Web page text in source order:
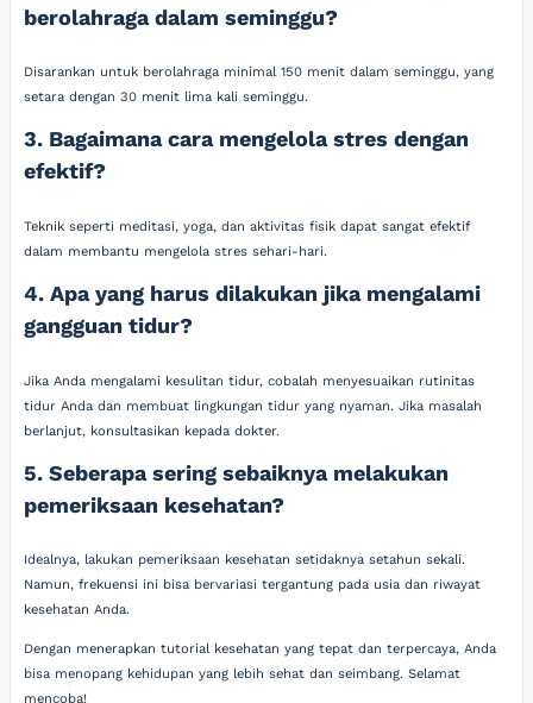
berolahraga dalam seminggu?
Disarankan untuk berolahraga minimal 150 menit dalam seminggu, yang
setara dengan 30 menit lima kali seminggu.
3. Bagaimana cara mengelola stres dengan
efektif?
Teknik seperti meditasi, yoga, dan aktivitas fisik dapat sangat efektif
dalam membantu mengelola stres sehari-hari.
4. Apa yang harus dilakukan jika mengalami
gangguan tidur?
Jika Anda mengalami kesulitan tidur, cobalah menyesuaikan rutinitas
tidur Anda dan membuat lingkungan tidur yang nyaman. Jika masalah
berlanjut, konsultasikan kepada dokter.
5. Seberapa sering sebaiknya melakukan
pemeriksaan kesehatan?
Idealnya, lakukan pemeriksaan kesehatan setidaknya setahun sekali.
Namun, frekuensi ini bisa bervariasi tergantung pada usia dan riwayat
kesehatan Anda.
Dengan menerapkan tutorial kesehatan yang tepat dan terpercaya, Anda
bisa menopang kehidupan yang lebih sehat dan seimbang. Selamat
mencoba!